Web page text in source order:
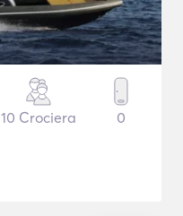
10 Crociera 0